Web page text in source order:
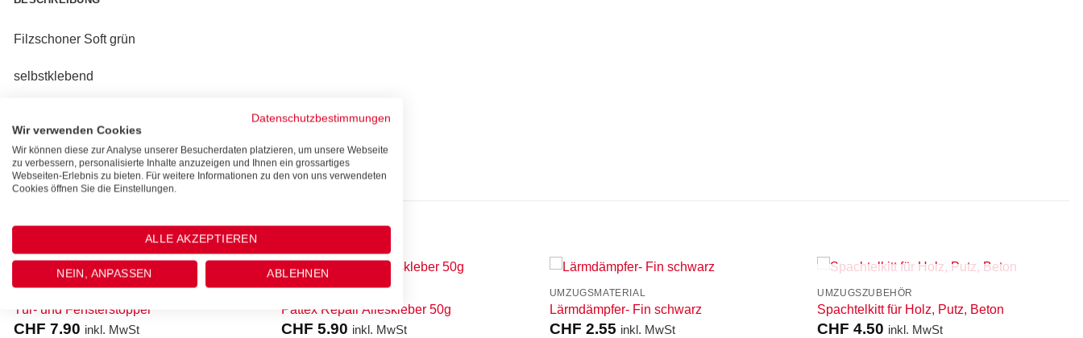
Filzschoner Soft grün
selbstklebend
20 Stk 16mm
ÄHNLICHE PRODUKTE
Tür- und Fensterstopper
CHF 7.90 inkl. MwSt
Pattex Repair Alleskleber 50g
CHF 5.90 inkl. MwSt
UMZUGSMATERIAL
Lärmdämpfer- Fin schwarz
CHF 2.55 inkl. MwSt
NICHT VORRÄTIG
UMZUGSZUBEHÖR
Spachtelkitt für Holz, Putz, Beton
CHF 4.50 inkl. MwSt
Datenschutzbestimmungen
Wir verwenden Cookies
Wir können diese zur Analyse unserer Besucherdaten platzieren, um unsere Webseite
zu verbessern, personalisierte Inhalte anzuzeigen und Ihnen ein grossartiges
Webseiten-Erlebnis zu bieten. Für weitere Informationen zu den von uns verwendeten
Cookies öffnen Sie die Einstellungen.
ALLE AKZEPTIEREN
NEIN, ANPASSEN ABLEHNEN